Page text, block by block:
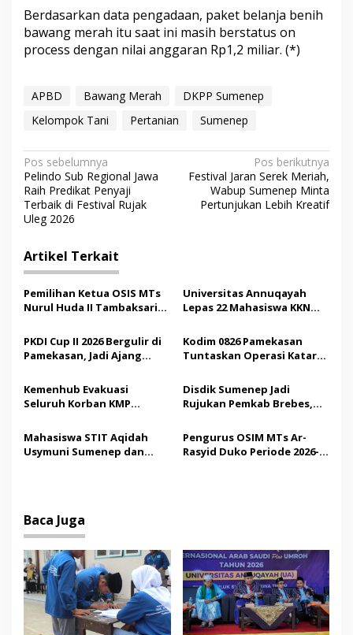
a
h
Berdasarkan data pengadaan, paket belanja benih
bawang merah itu saat ini masih berstatus on
process dengan nilai anggaran Rp1,2 miliar. (*)
APBD Bawang Merah
DKPP Sumenep
Kelompok Tani
Pertanian Sumenep
N
a
v
i
g
a
s
i
p
o
s
Pos sebelumnya
Pelindo Sub Regional Jawa
Raih Predikat Penyaji
Terbaik di Festival Rujak
Uleg 2026
Pos berikutnya
Festival Jaran Serek Meriah,
Wabup Sumenep Minta
Pertunjukan Lebih Kreatif
Artikel Terkait
Pemilihan Ketua OSIS MTs
Nurul Huda II Tambaksari
Demokrasi bagi Siswa
Universitas Annuqayah
Lepas 22 Mahasiswa KKN
Saudi
PKDI Cup II 2026 Bergulir di
Pamekasan, Jadi Ajang
Madura
Kodim 0826 Pamekasan
Tuntaskan Operasi Katarak
Tindakan Medis
Kemenhub Evakuasi
Seluruh Korban KMP
Operator Diaudit
Disdik Sumenep Jadi
Rujukan Pemkab Brebes,
Pendidikan Berbasis
Budaya
Mahasiswa STIT Aqidah
Usymuni Sumenep dan
Pengurus OSIM MTs Ar-
Rasyid Duko Periode 2026-
Baca Juga